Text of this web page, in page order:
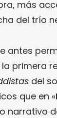
más
del trío
antes
primera
del
que en «
narrativo